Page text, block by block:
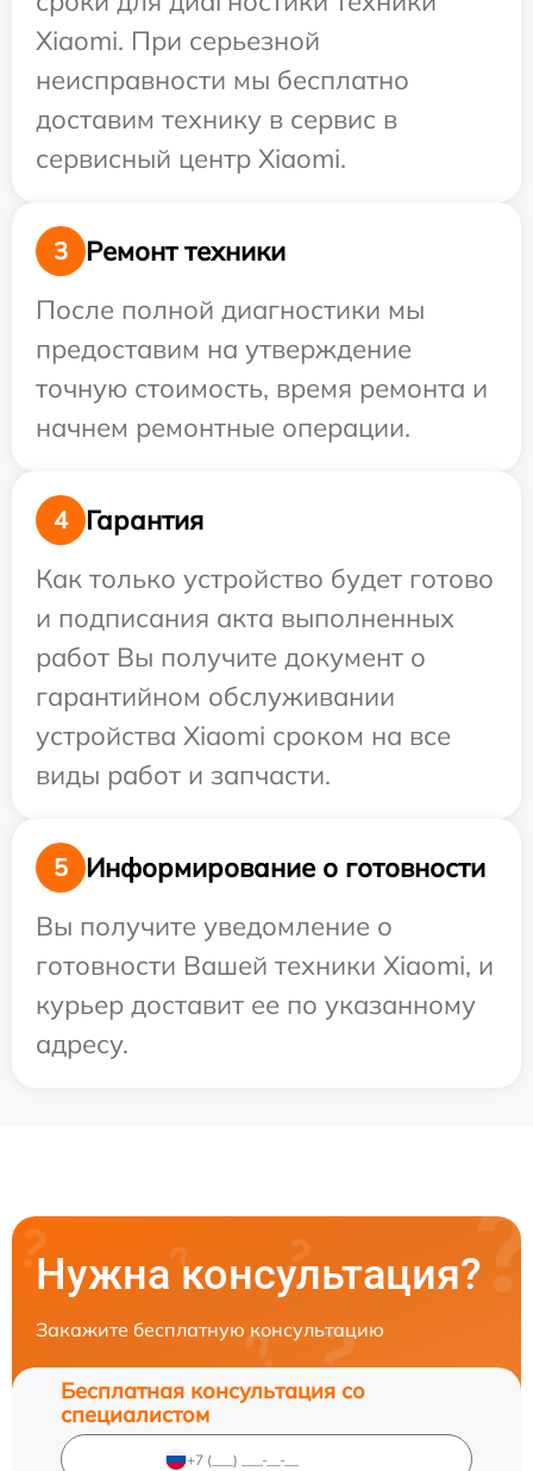
Xiaomi. При серьезной
неисправности мы бесплатно
доставим технику в сервис в
сервисный центр Xiaomi.
3
Ремонт техники
После полной диагностики мы
предоставим на утверждение
точную стоимость, время ремонта и
начнем ремонтные операции.
4
Гарантия
Как только устройство будет готово
и подписания акта выполненных
работ Вы получите документ о
гарантийном обслуживании
устройства Xiaomi сроком на все
виды работ и запчасти.
5
Информирование о готовности
Вы получите уведомление о
готовности Вашей техники Xiaomi, и
курьер доставит ее по указанному
адресу.
Нужна консультация?
Закажите бесплатную консультацию
Бесплатная консультация со
специалистом